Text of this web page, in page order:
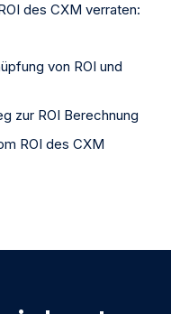
des CXM verraten:
von ROI und
zur ROI Berechnung
ROI des CXM